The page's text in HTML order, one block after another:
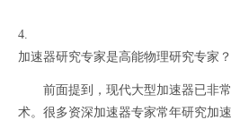
4.
加速器研究专家是高能物理研究专家？
前面提到，现代大型加速器已非常
术。很多资深加速器专家常年研究加